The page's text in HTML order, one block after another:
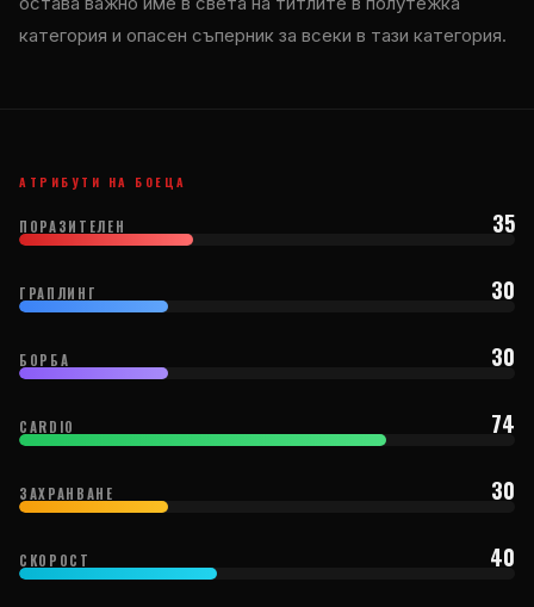
категория и опасен съперник за всеки в тази категория.
АТРИБУТИ НА БОЕЦА
ПОРАЗИТЕЛЕН 35
ГРАПЛИНГ 30
БОРБА 30
CARDIO 74
ЗАХРАНВАНЕ 30
СКОРОСТ 40